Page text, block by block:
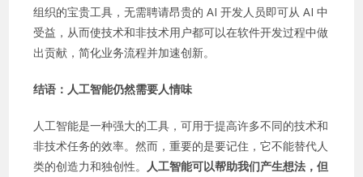
组织的宝贵工具，无需聘请昂贵的 AI 开发人员即可从 AI 中
受益，从而使技术和非技术用户都可以在软件开发过程中做
出贡献，简化业务流程并加速创新。
结语： 人工智能仍然需要人情味
人工智能是一种强大的工具，可用于提高许多不同的技术和
非技术任务的效率。然而，重要的是要记住，它不能替代人
类的创造力和独创性。 人工智能可以帮助我们产生想法，但